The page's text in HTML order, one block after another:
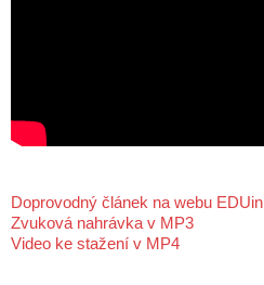
Doprovodný článek na webu EDUin
Zvuková nahrávka v MP3
Video ke stažení v MP4